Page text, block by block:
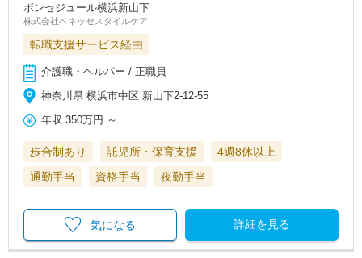
ボンセジュール横浜新山下
株式会社ベネッセスタイルケア
転職支援サービス経由
介護職・ヘルパー / 正職員
神奈川県 横浜市中区 新山下2-12-55
年収 350万円 ～
歩合制あり 託児所・保育支援
4週8休以上
通勤手当
資格手当 夜勤手当
詳細を見る
気になる